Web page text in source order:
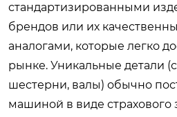
стандартизированными
брендов или их
аналогами, которые легко
рынке. Уникальные детали
шестерни, валы) обычно
машиной в виде страхового